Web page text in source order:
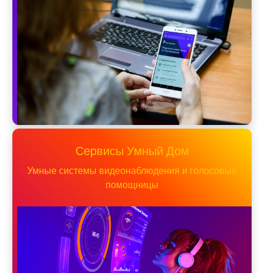
Сервисы Умный Дом
Умные системы видеонаблюдения и голосовые
помощницы